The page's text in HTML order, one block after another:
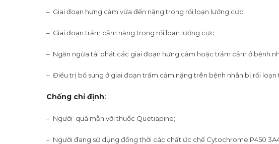
– Giai đoạn hưng cảm vừa đến nặng trong rối loạn lưỡng cực;
– Giai đoạn trầm cảm nặng trong rối loạn lưỡng cực;
– Ngăn ngừa tái phát các giai đoạn hưng cảm hoặc trầm cảm ở bệnh
– Điều trị bổ sung ở giai đoạn trầm cảm nặng trên bệnh nhân bị rối loạn
Chống chỉ định:
– Người quá mẫn với thuốc Quetiapine;
– Người đang sử dụng đồng thời các chất ức chế Cytochrome P450